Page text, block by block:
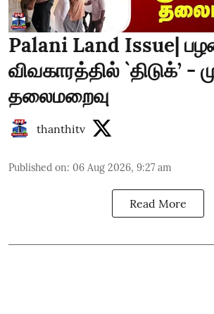
Palani Land Issue|
விவகாரத்தில் `திடுக்’ -
தலைமறைவு
thanthitv
Published on: 06 Aug 2026, 9:27 am
Read More